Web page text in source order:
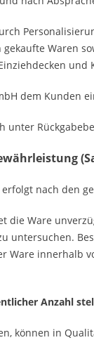
Waren
und
dem Kunden
unter
nach den
die Ware
untersuchen.
Ware innerhalb
Anzahl
können in